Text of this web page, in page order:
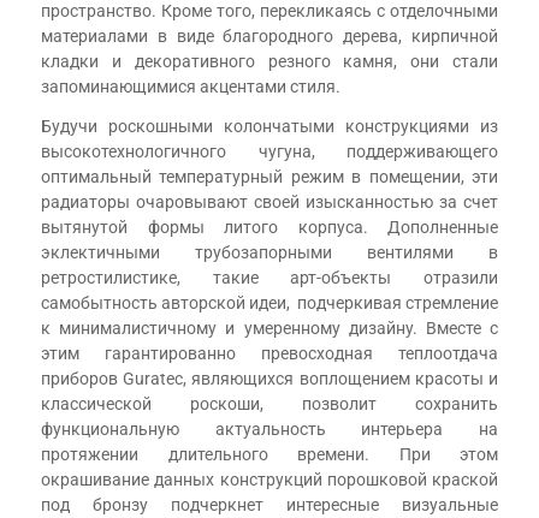
пространство. Кроме того, перекликаясь с отделочными
материалами в виде благородного дерева, кирпичной
кладки и декоративного резного камня, они стали
запоминающимися акцентами стиля.
Будучи роскошными колончатыми конструкциями из
высокотехнологичного чугуна, поддерживающего
оптимальный температурный режим в помещении, эти
радиаторы очаровывают своей изысканностью за счет
вытянутой формы литого корпуса. Дополненные
эклектичными трубозапорными вентилями в
ретростилистике, такие арт-объекты отразили
самобытность авторской идеи, подчеркивая стремление
к минималистичному и умеренному дизайну. Вместе с
этим гарантированно превосходная теплоотдача
приборов Guratec, являющихся воплощением красоты и
классической роскоши, позволит сохранить
функциональную актуальность интерьера на
протяжении длительного времени. При этом
окрашивание данных конструкций порошковой краской
под бронзу подчеркнет интересные визуальные